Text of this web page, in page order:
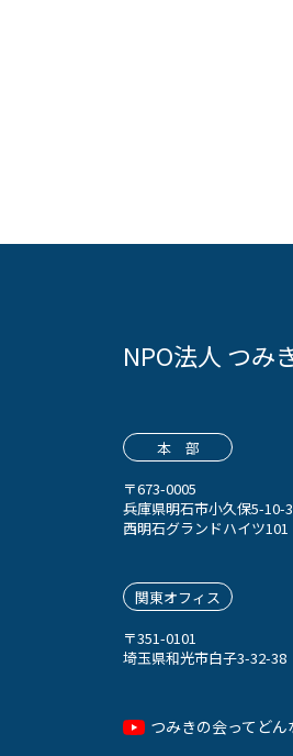
NPO法人 つみ
本 部
〒673-0005
兵庫県明石市小久保5-10-3
西明石グランドハイツ101
関東オフィス
〒351-0101
埼玉県和光市白子3-32-38
つみきの会ってどん